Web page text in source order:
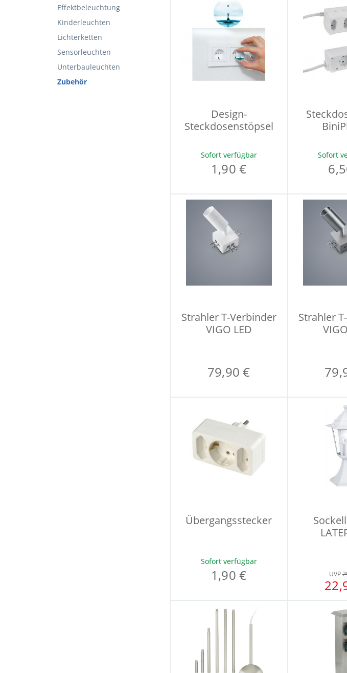
Effektbeleuchtung
Kinderleuchten
Lichterketten
Sensorleuchten
Unterbauleuchten
Zubehör
Design-
Steckdosenstöpsel
Sofort verfügbar
1,90 €
Sofort
Strahler T-Verbinder
VIGO LED
79,90 €
Strahler
Übergangsstecker
Sofort verfügbar
1,90 € UVP